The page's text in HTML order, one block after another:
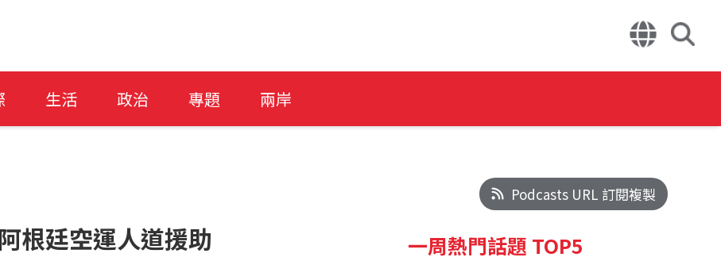
生活 政治 專題 兩岸
根廷空運人道援助
Podcasts URL 訂閱複製
一周熱門話題 TOP5